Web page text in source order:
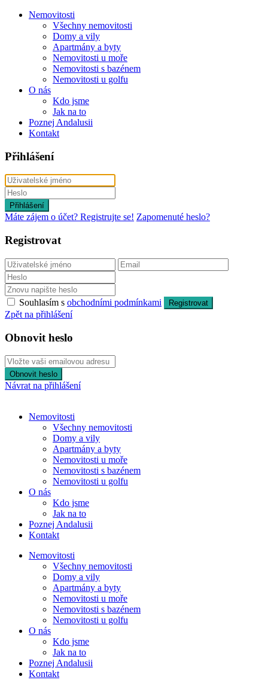
Nemovitosti
Všechny nemovitosti
Domy a vily
Apartmány a byty
Nemovitosti u moře
Nemovitosti s bazénem
Nemovitosti u golfu
O nás
Kdo jsme
Jak na to
Poznej Andalusii
Kontakt
Přihlášení
Přihlášení
Máte zájem o účet? Registrujte se! Zapomenuté heslo?
Registrovat
Souhlasím s obchodními podmínkami Registrovat
Zpět na přihlášení
Obnovit heslo
Obnovit heslo
Návrat na přihlášení
Nemovitosti
Všechny nemovitosti
Domy a vily
Apartmány a byty
Nemovitosti u moře
Nemovitosti s bazénem
Nemovitosti u golfu
O nás
Kdo jsme
Jak na to
Poznej Andalusii
Kontakt
Nemovitosti
Všechny nemovitosti
Domy a vily
Apartmány a byty
Nemovitosti u moře
Nemovitosti s bazénem
Nemovitosti u golfu
O nás
Kdo jsme
Jak na to
Poznej Andalusii
Kontakt